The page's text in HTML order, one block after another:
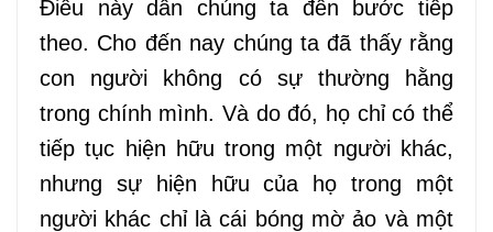
Điều này dẫn chúng ta đến bước tiếp
theo. Cho đến nay chúng ta đã thấy rằng
con người không có sự thường hằng
trong chính mình. Và do đó, họ chỉ có thể
tiếp tục hiện hữu trong một người khác,
nhưng sự hiện hữu của họ trong một
người khác chỉ là cái bóng mờ ảo và một